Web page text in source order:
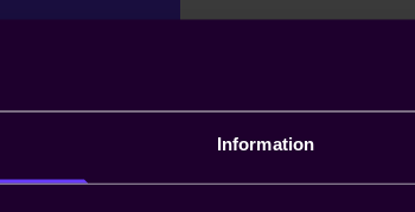
Information